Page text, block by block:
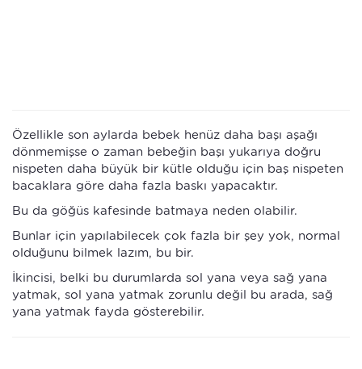
Özellikle son aylarda bebek henüz daha başı aşağı
dönmemişse o zaman bebeğin başı yukarıya doğru
nispeten daha büyük bir kütle olduğu için baş nispeten
bacaklara göre daha fazla baskı yapacaktır.
Bu da göğüs kafesinde batmaya neden olabilir.
Bunlar için yapılabilecek çok fazla bir şey yok, normal
olduğunu bilmek lazım, bu bir.
İkincisi, belki bu durumlarda sol yana veya sağ yana
yatmak, sol yana yatmak zorunlu değil bu arada, sağ
yana yatmak fayda gösterebilir.